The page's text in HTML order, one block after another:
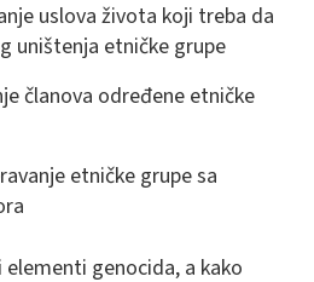
uslova života koji treba da
uništenja etničke grupe
članova određene etničke
etničke grupe sa
elementi genocida, a kako